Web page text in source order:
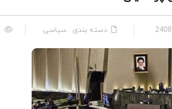
دسته بندی : سیاسی